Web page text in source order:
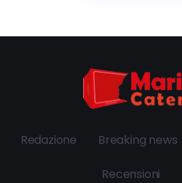
Redazione Breaking news
Recensioni